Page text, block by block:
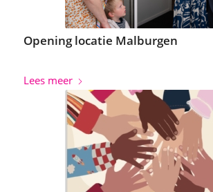
Opening locatie Malburgen
Lees meer